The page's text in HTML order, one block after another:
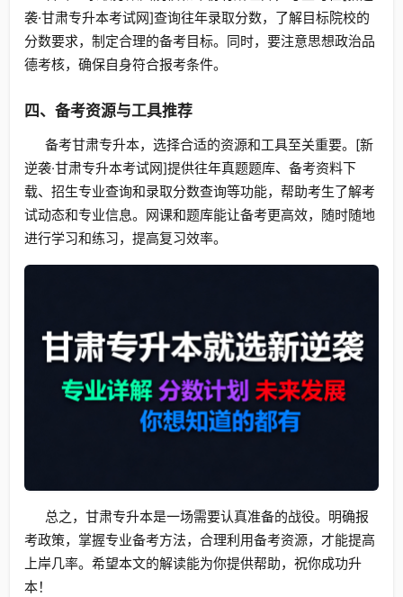
袭·甘肃专升本考试网]查询往年录取分数，了解目标院校的
分数要求，制定合理的备考目标。同时，要注意思想政治品
德考核，确保自身符合报考条件。
四、备考资源与工具推荐
备考甘肃专升本，选择合适的资源和工具至关重要。[新
逆袭·甘肃专升本考试网]提供往年真题题库、备考资料下
载、招生专业查询和录取分数查询等功能，帮助考生了解考
试动态和专业信息。网课和题库能让备考更高效，随时随地
进行学习和练习，提高复习效率。
总之，甘肃专升本是一场需要认真准备的战役。明确报
考政策，掌握专业备考方法，合理利用备考资源，才能提高
上岸几率。希望本文的解读能为你提供帮助，祝你成功升
本！